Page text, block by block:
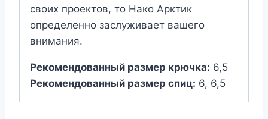
своих проектов, то Нако Арктик
определенно заслуживает вашего
внимания.
Рекомендованный размер крючка: 6,5
Рекомендованный размер спиц: 6, 6,5